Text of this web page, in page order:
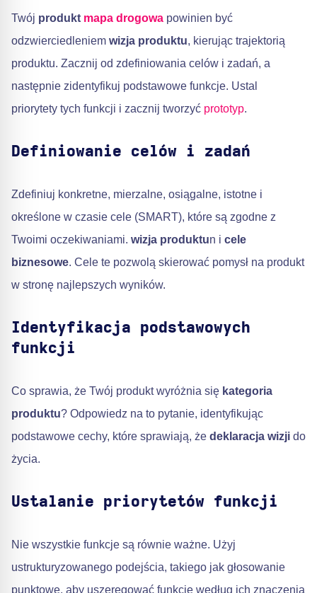
Twój produkt mapa drogowa powinien być
odzwierciedleniem wizja produktu, kierując trajektorią
produktu. Zacznij od zdefiniowania celów i zadań, a
następnie zidentyfikuj podstawowe funkcje. Ustal
priorytety tych funkcji i zacznij tworzyć prototyp.
Definiowanie celów i zadań
Zdefiniuj konkretne, mierzalne, osiągalne, istotne i
określone w czasie cele (SMART), które są zgodne z
Twoimi oczekiwaniami. wizja produktun i cele
biznesowe. Cele te pozwolą skierować pomysł na produkt
w stronę najlepszych wyników.
Identyfikacja podstawowych
funkcji
Co sprawia, że Twój produkt wyróżnia się kategoria
produktu? Odpowiedz na to pytanie, identyfikując
podstawowe cechy, które sprawiają, że deklaracja wizji do
życia.
Ustalanie priorytetów funkcji
Nie wszystkie funkcje są równie ważne. Użyj
ustrukturyzowanego podejścia, takiego jak głosowanie
punktowe, aby uszeregować funkcje według ich znaczenia